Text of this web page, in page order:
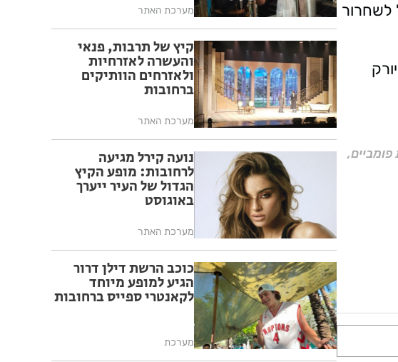
בהמשך איתי ייחל לשחרור
מערכת האתר
קיץ של תרבות, פנאי
והעשרה לאזרחיות
ולאזרחים הוותיקים
ברחובות
מערכת האתר
נועה קירל מגיעה
לרחובות: מופע הקיץ
הגדול של העיר ייערך
באוגוסט
מערכת האתר
כוכב הרשת דילן דרור
הגיע למופע מיוחד
לקאנטרי ספייס ברחובות
מערכת